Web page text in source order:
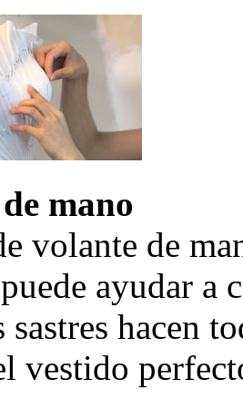
mano
volante de
ayudar a
sastres hacen
vestido